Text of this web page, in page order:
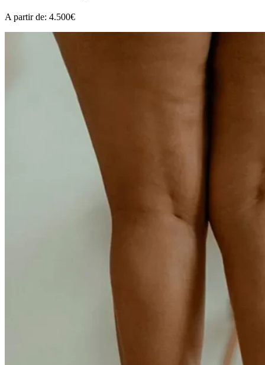
A partir de: 4.500€